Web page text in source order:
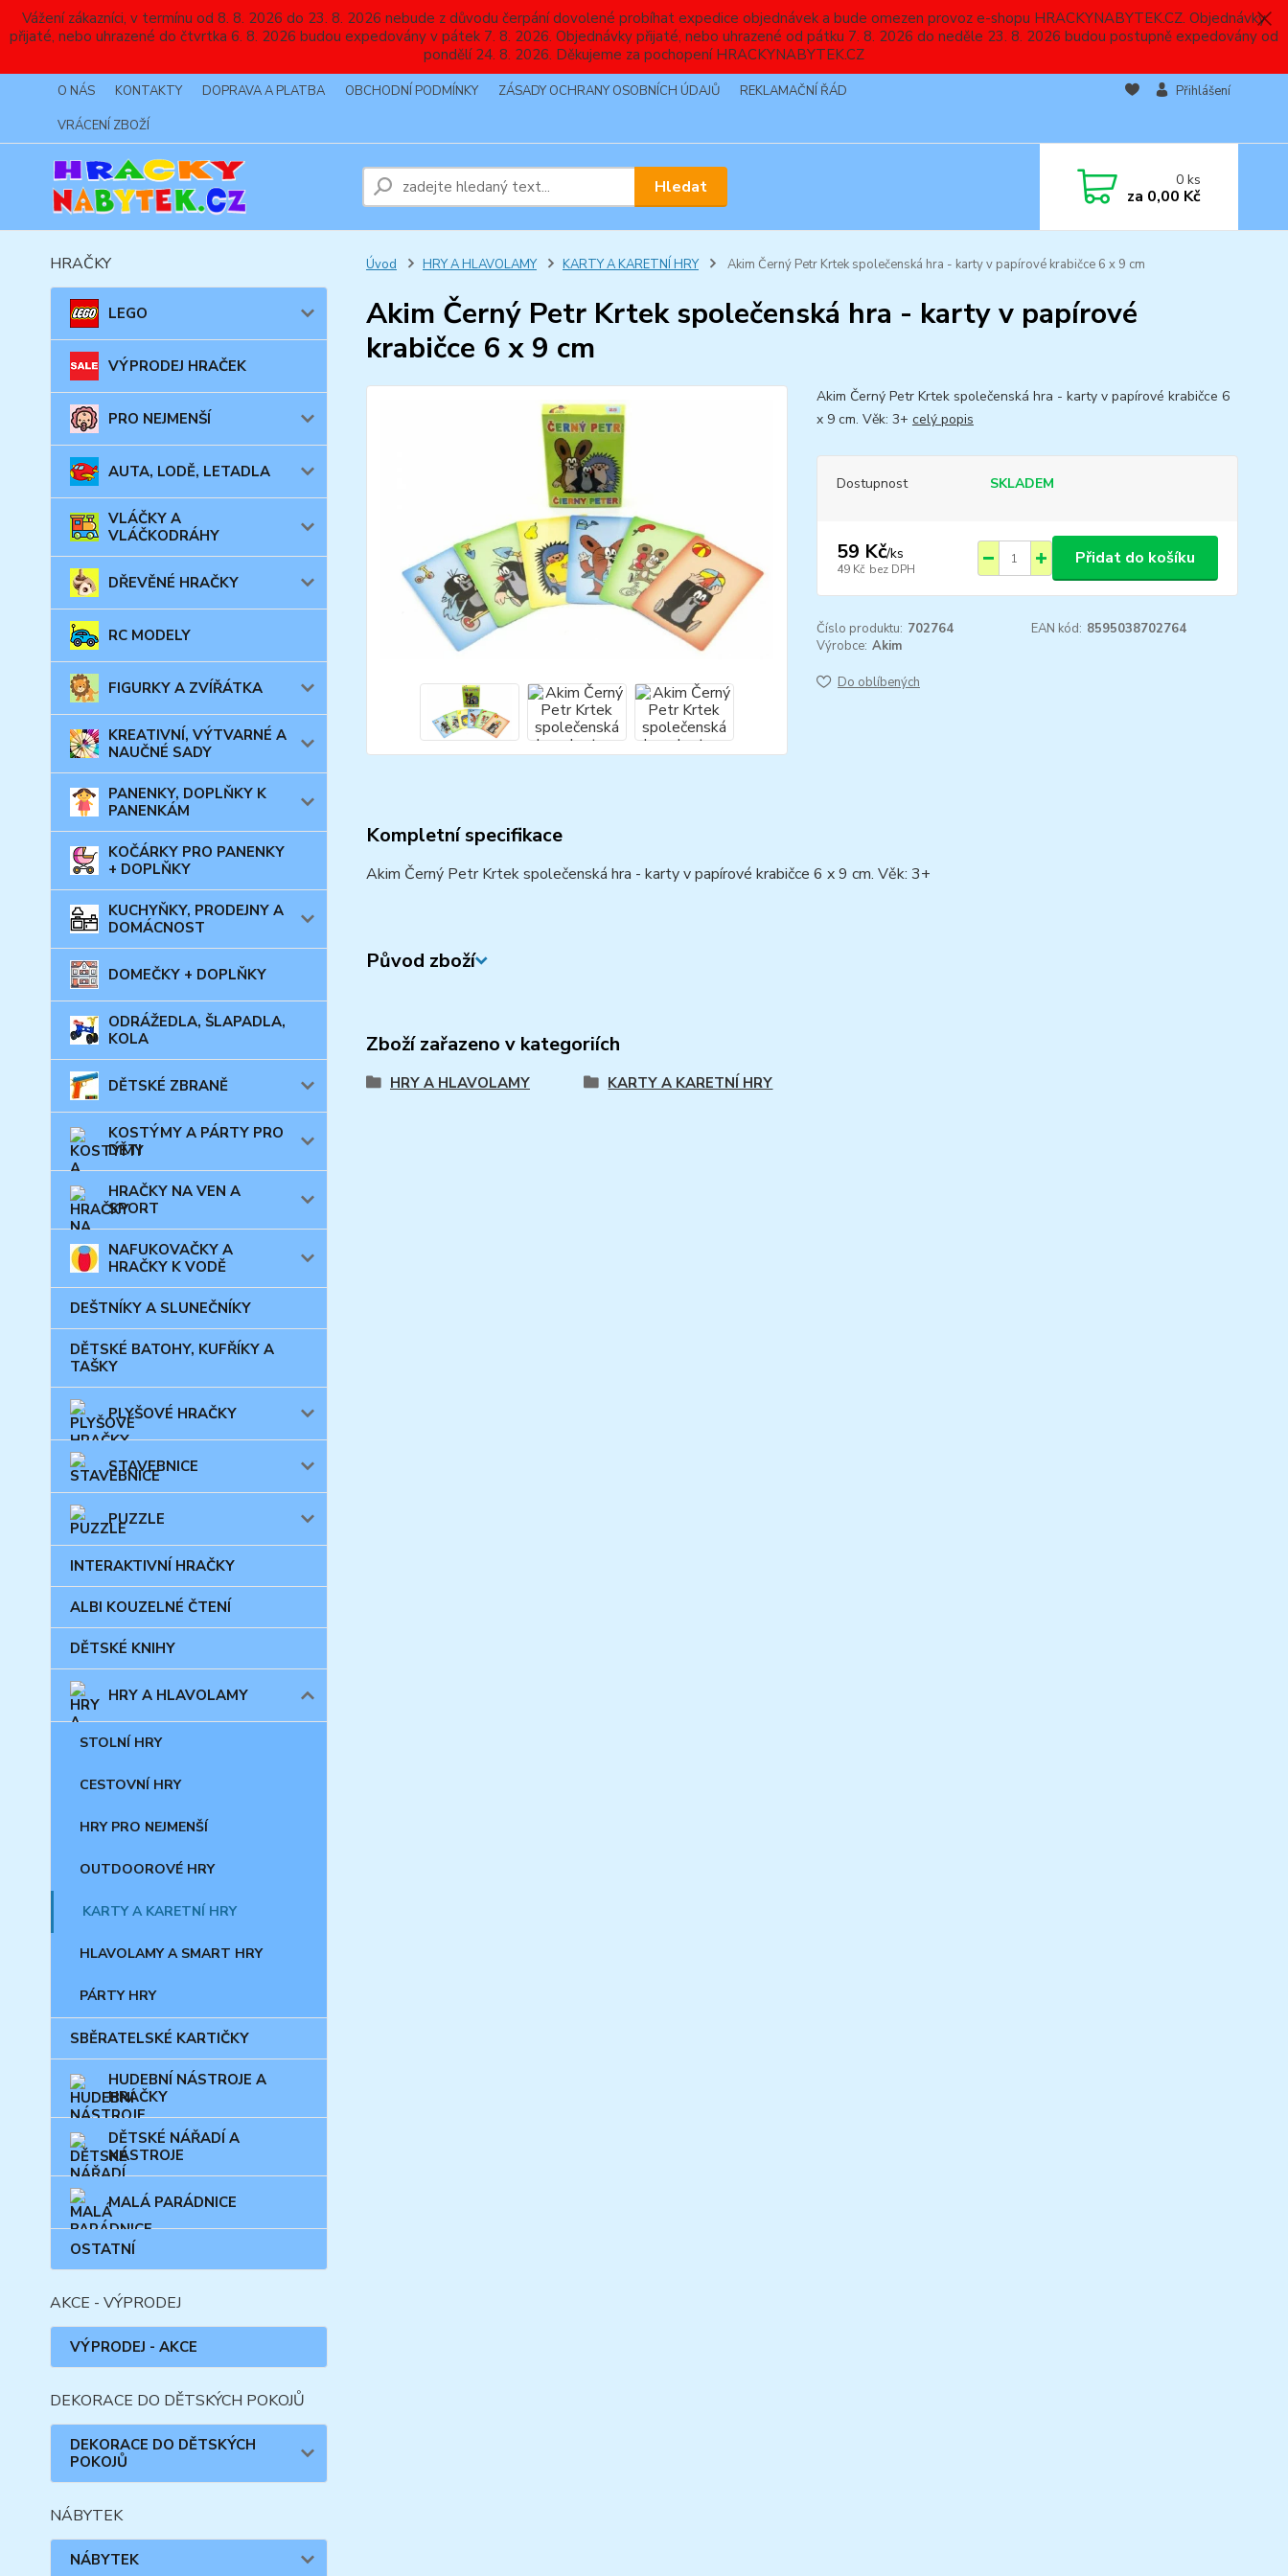
Vážení zákazníci, v termínu od 8. 8. 2026 do 23. 8. 2026 nebude z důvodu čerpání dovolené probíhat expedice objednávek a bude omezen provoz e-shopu HRACKYNABYTEK.CZ. Objednávky
přijaté, nebo uhrazené do čtvrtka 6. 8. 2026 budou expedovány v pátek 7. 8. 2026. Objednávky přijaté, nebo uhrazené od pátku 7. 8. 2026 do neděle 23. 8. 2026 budou postupně expedovány od
pondělí 24. 8. 2026. Děkujeme za pochopení HRACKYNABYTEK.CZ
O NÁS KONTAKTY DOPRAVA A PLATBA OBCHODNÍ PODMÍNKY ZÁSADY OCHRANY OSOBNÍCH ÚDAJŮ
REKLAMAČNÍ ŘÁD
VRÁCENÍ ZBOŽÍ
Přihlášení
Hledat 0ks
za 0,00 Kč
HRAČKY
LEGO
VÝPRODEJ HRAČEK
PRO NEJMENŠÍ
AUTA, LODĚ, LETADLA
VLÁČKY A
VLÁČKODRÁHY
DŘEVĚNÉ HRAČKY
RC MODELY
FIGURKY A ZVÍŘÁTKA
KREATIVNÍ, VÝTVARNÉ A
NAUČNÉ SADY
PANENKY, DOPLŇKY K
PANENKÁM
KOČÁRKY PRO PANENKY
+ DOPLŇKY
KUCHYŇKY, PRODEJNY A
DOMÁCNOST
DOMEČKY + DOPLŇKY
ODRÁŽEDLA, ŠLAPADLA,
KOLA
DĚTSKÉ ZBRANĚ
KOSTÝMY A PÁRTY PRO
DĚTI
HRAČKY NA VEN A
SPORT
NAFUKOVAČKY A
HRAČKY K VODĚ
DEŠTNÍKY A SLUNEČNÍKY
DĚTSKÉ BATOHY, KUFŘÍKY A
TAŠKY
PLYŠOVÉ HRAČKY
STAVEBNICE
PUZZLE
INTERAKTIVNÍ HRAČKY
ALBI KOUZELNÉ ČTENÍ
DĚTSKÉ KNIHY
HRY A HLAVOLAMY
STOLNÍ HRY
CESTOVNÍ HRY
HRY PRO NEJMENŠÍ
OUTDOOROVÉ HRY
KARTY A KARETNÍ HRY
HLAVOLAMY A SMART HRY
PÁRTY HRY
SBĚRATELSKÉ KARTIČKY
HUDEBNÍ NÁSTROJE A
HRAČKY
DĚTSKÉ NÁŘADÍ A
NÁSTROJE
MALÁ PARÁDNICE
OSTATNÍ
AKCE - VÝPRODEJ
VÝPRODEJ - AKCE
DEKORACE DO DĚTSKÝCH POKOJŮ
DEKORACE DO DĚTSKÝCH
POKOJŮ
NÁBYTEK
NÁBYTEK
Úvod HRY A HLAVOLAMY KARTY A KARETNÍ HRY Akim Černý Petr Krtek společenská hra - karty v papírové krabičce 6 x 9 cm
Akim Černý Petr Krtek společenská hra - karty v papírové
krabičce 6 x 9 cm
Akim Černý Petr Krtek společenská hra - karty v papírové krabičce 6
x 9 cm. Věk: 3+ celý popis
Dostupnost SKLADEM
59 Kč/ks
49 Kč bez DPH
Přidat do košíku
Číslo produktu: 702764 EAN kód: 8595038702764
Výrobce: Akim
Do oblíbených
Kompletní specifikace
Akim Černý Petr Krtek společenská hra - karty v papírové krabičce 6 x 9 cm. Věk: 3+
Původ zboží
Zboží zařazeno v kategoriích
HRY A HLAVOLAMY KARTY A KARETNÍ HRY